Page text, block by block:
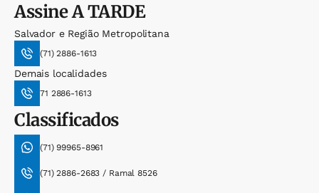
AssineA TARDE
Salvador e Região Metropolitana
(71) 2886-1613
Demais localidades
71 2886-1613
Classificados
(71) 99965-8961
(71) 2886-2683 / Ramal 8526